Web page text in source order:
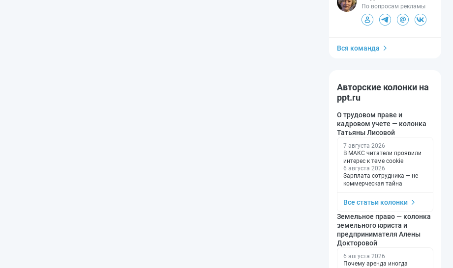
По вопросам рекламы
Вся команда
Авторские колонки на
ppt.ru
О трудовом праве и
кадровом учете — колонка
Татьяны Лисовой
7 августа 2026
В МАКС читатели проявили
интерес к теме cookie
6 августа 2026
Зарплата сотрудника — не
коммерческая тайна
Все статьи колонки
Земельное право — колонка
земельного юриста и
предпринимателя Алены
Докторовой
6 августа 2026
Почему аренда иногда